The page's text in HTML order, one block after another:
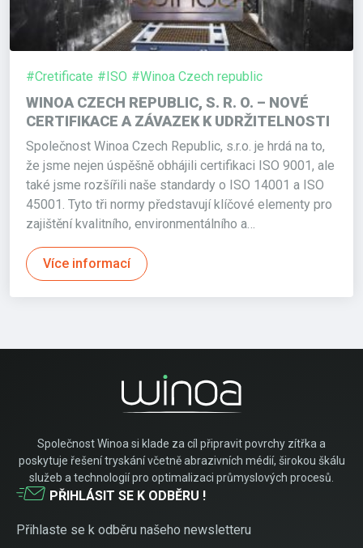
#Cretificate #ISO #Winoa Czech republic
WINOA CZECH REPUBLIC, S. R. O. – NOVÉ
CERTIFIKACE A ZÁVAZEK K UDRŽITELNOSTI
Společnost Winoa Czech Republic, s.r.o. je hrdá na to,
že jsme nejen úspěšně obhájili certifikaci ISO 9001, ale
také jsme rozšířili naše standardy o ISO 14001 a ISO
45001. Tyto tři normy představují klíčové elementy pro
zajištění kvalitního, environmentálního a…
Více informací
Společnost Winoa si klade za cíl připravit povrchy zítřka a
poskytuje řešení tryskání včetně abrazivních médií, širokou škálu
služeb a technologií pro optimalizaci průmyslových procesů.
PŘIHLÁSIT SE K ODBĚRU !
Přihlaste se k odběru našeho newsletteru